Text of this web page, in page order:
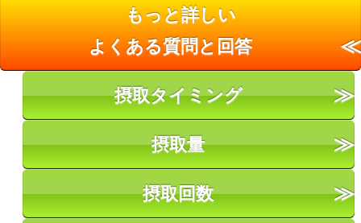
もっと詳しい
よくある質問と回答
摂取タイミング
摂取量
摂取回数